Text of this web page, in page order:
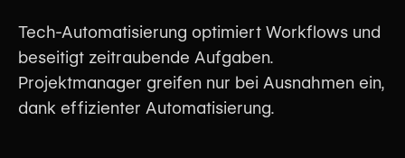
Tech-Automatisierung optimiert Workflows und
beseitigt zeitraubende Aufgaben.
Projektmanager greifen nur bei Ausnahmen ein,
dank effizienter Automatisierung.